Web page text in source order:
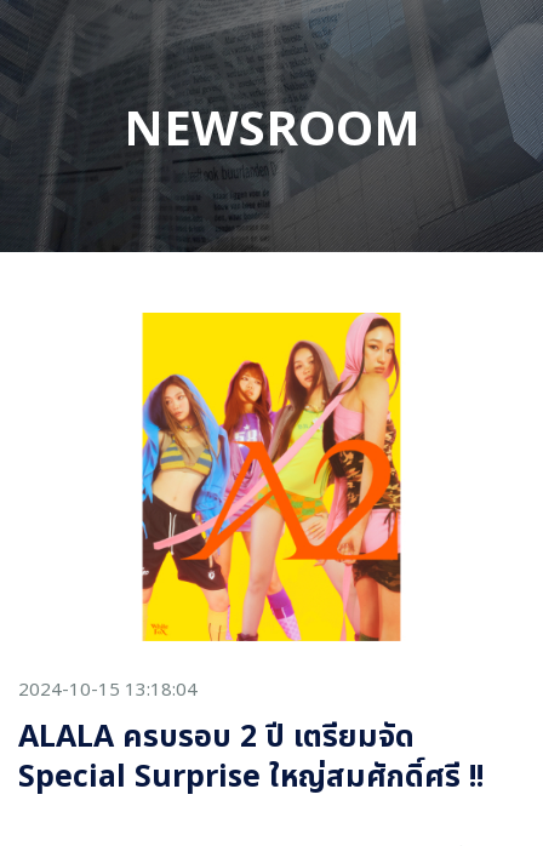
NEWSROOM
2024-10-15 13:18:04
ALALA ครบรอบ 2 ปี เตรียมจัด
Special Surprise ใหญ่สมศักดิ์ศรี !!